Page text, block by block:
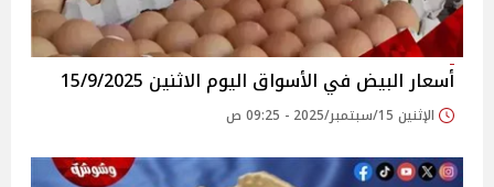
أسعار البيض في الأسواق‎‎ اليوم الاثنين 15/9/2025
الإثنين 15/سبتمبر/2025 - 09:25 ص